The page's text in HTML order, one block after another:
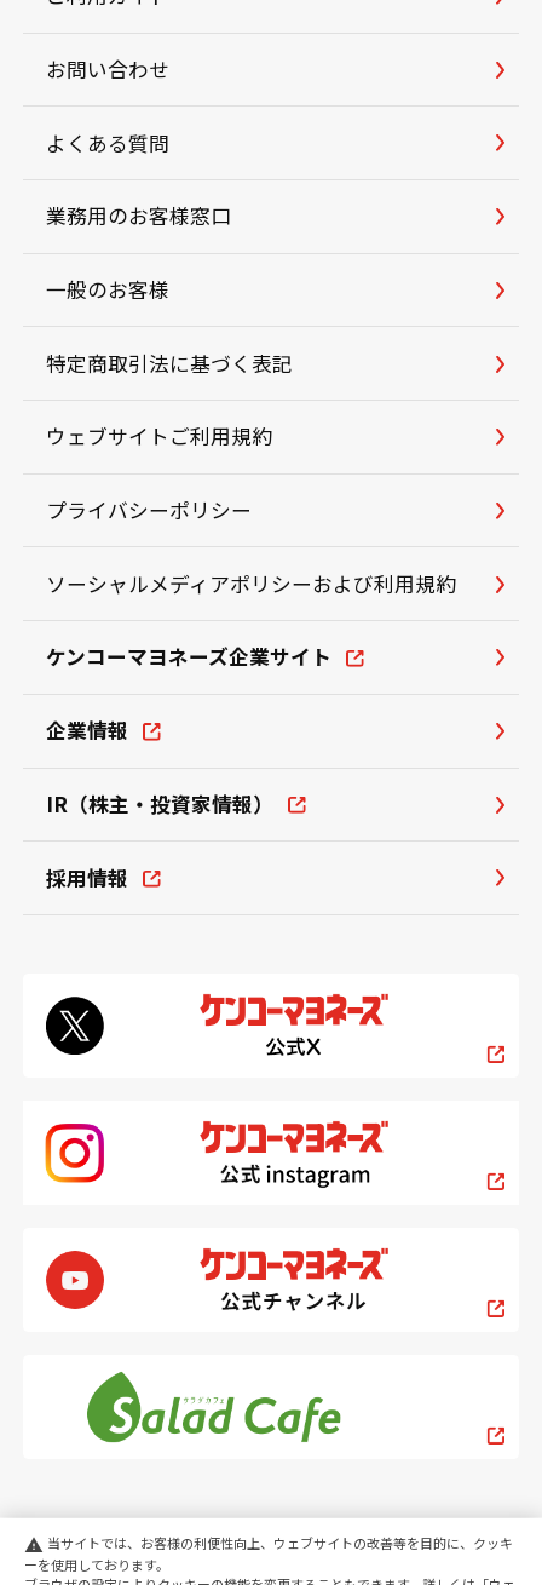
お問い合わせ
よくある質問
業務用のお客様窓口
一般のお客様
特定商取引法に基づく表記
ウェブサイトご利用規約
プライバシーポリシー
ソーシャルメディアポリシーおよび利用規約
ケンコーマヨネーズ企業サイト
企業情報
IR（株主・投資家情報）
採用情報
warning 当サイトでは、お客様の利便性向上、ウェブサイトの改善等を目的に、クッキ
ーを使用しております。